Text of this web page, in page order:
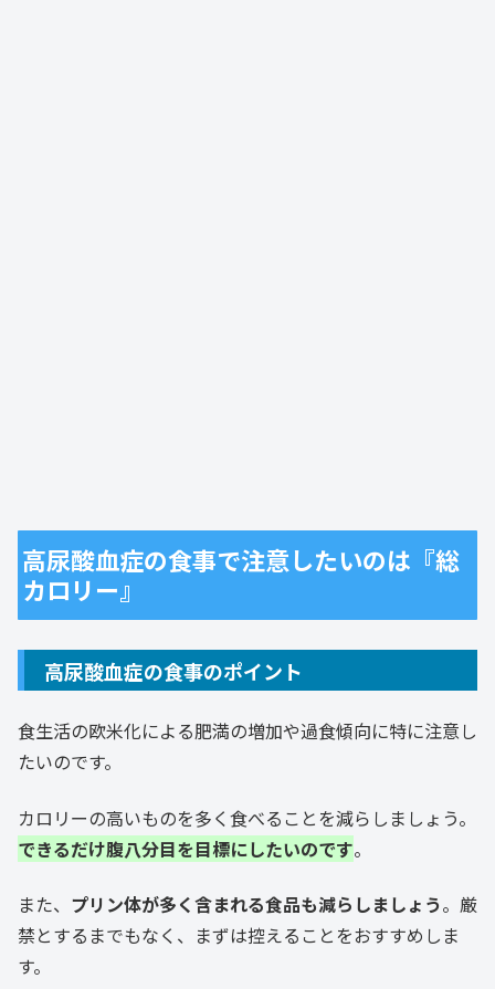
高尿酸血症の食事で注意したいのは『総
カロリー』
高尿酸血症の食事のポイント
食生活の欧米化による肥満の増加や過食傾向に特に注意し
たいのです。
カロリーの高いものを多く食べることを減らしましょう。
できるだけ腹八分目を目標にしたいのです。
また、 プリン体が多く含まれる食品も減らしましょう。厳
禁とするまでもなく、まずは控えることをおすすめしま
す。